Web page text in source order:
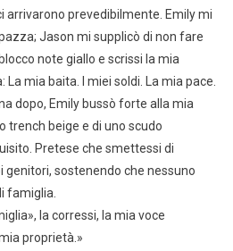
arrivarono prevedibilmente. Emily mi
Jason mi supplicò di non fare
note giallo e scrissi la mia
mia baita. I miei soldi. La mia pace.
dopo, Emily bussò forte alla mia
beige e di uno scudo
Pretese che smettessi di
sostenendo che nessuno
famiglia.
la corressi, la mia voce
proprietà.»